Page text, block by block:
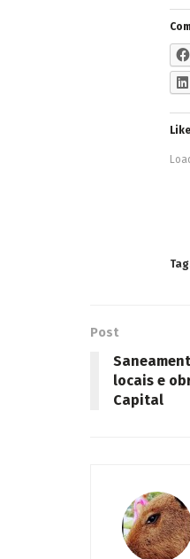
Post
locais e
Capital